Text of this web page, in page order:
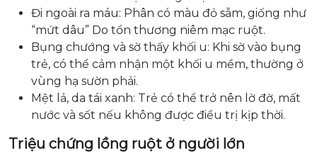
Đi ngoài ra máu: Phân có màu đỏ sẫm, giống như
“mứt dâu” Do tổn thương niêm mạc ruột.
Bụng chướng và sờ thấy khối u: Khi sờ vào bụng
trẻ, có thể cảm nhận một khối u mềm, thường ở
vùng hạ sườn phải.
Mệt lả, da tái xanh: Trẻ có thể trở nên lờ đờ, mất
nước và sốt nếu không được điều trị kịp thời.
Triệu chứng lồng ruột ở người lớn